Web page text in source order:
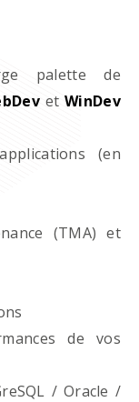
palette de
et WinDev
(en
(TMA) et
de vos
/ Oracle /